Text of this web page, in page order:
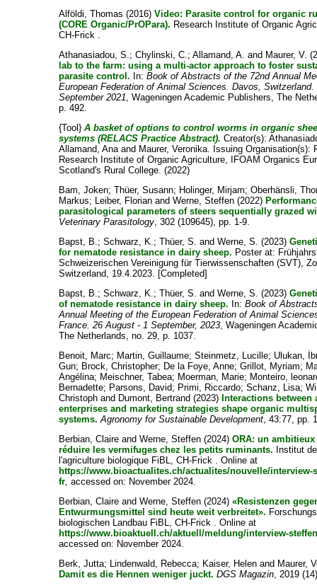
Alföldi, Thomas (2016)Video: Parasite control for organic
(CORE Organic/PrOPara). Research Institute of Organic
CH-Frick .
Athanasiadou, S.;Chylinski, C.;Allamand, A. and Maurer, V.
lab to the farm: using a multi-actor approach to foster
parasite control. In:Book of Abstracts of the 72nd Annual
European Federation of Animal Sciences. Davos,
September 2021, Wageningen Academic Publishers, The
p. 492.
{Tool}A basket of options to control worms in organic
systems (RELACS Practice Abstract). Creator(s):
Allamand, Anaand Maurer, Veronika. Issuing Organisation(s):
Research Institute of Organic Agriculture, IFOAM Organics
Scotland's Rural College. (2022)
Bam, Joken;Thüer, Susann; Holinger, Mirjam;Oberhänsli,
Markus; Leiber, Florian andWerne, Steffen (2022)
parasitological parameters of steers sequentially grazed
Veterinary Parasitology, 302 (109645), pp. 1-9.
Bapst, B.;Schwarz, K.;Thüer, S. andWerne, S. (2023)
for nematode resistance in dairy sheep. Poster at:
Schweizerischen Vereinigung für Tierwissenschaften (SVT),
Switzerland, 19.4.2023. [Completed]
Bapst, B.;Schwarz, K.;Thüer, S. andWerne, S. (2023)
of nematode resistance in dairy sheep. In:Book of
Annual Meeting of the European Federation of Animal
France. 26 August - 1 September, 2023, Wageningen
The Netherlands, no. 29, p. 1037.
Benoit, Marc; Martin, Guillaume;Steinmetz, Lucille; Ulukan,
Gun; Brock, Christopher; De la Foye, Anne;Grillot, Myriam;
Angélina; Meischner, Tabea; Moerman, Marie; Monteiro,
Bernadette; Parsons, David; Primi, Riccardo;Schanz, Lisa;
Christoph and Dumont, Bertrand (2023) Interactions between
enterprises and marketing strategies shape organic
systems. Agronomy for Sustainable Development, 43:77, pp.
Berbian, Claire andWerne, Steffen (2024)ORA: un
réduire les vermifuges chez les petits ruminants. Institut
l'agriculture biologique FiBL, CH-Frick . Online at
https://www.bioactualites.ch/actualites/nouvelle/interview-
fr, accessed on: November 2024.
Berbian, Claire andWerne, Steffen (2024)«Resistenzen
Entwurmungsmittel sind heute weit verbreitet».
biologischen Landbau FiBL, CH-Frick . Online at
https://www.bioaktuell.ch/aktuell/meldung/interview-
accessed on: November 2024.
Berk, Jutta; Lindenwald, Rebecca; Kaiser, Helen and Maurer,
Damit es die Hennen weniger juckt. DGS Magazin, 2019